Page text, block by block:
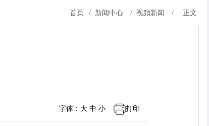
首页 / 新闻中心 / 视频新闻 / 正文
打印
字体： 大 中 小